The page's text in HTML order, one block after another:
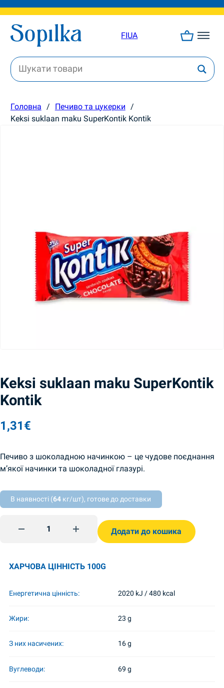
FIUA
Головна / Печиво та цукерки /
Keksi suklaan maku SuperKontik Kontik
Keksi suklaan maku SuperKontik
Kontik
1,31€
Печиво з шоколадною начинкою – це чудове поєднання
м’якої начинки та шоколадної глазурі.
В наявності (64 кг/шт), готове до доставки
Keksi suklaan maku SuperKontik Kontik quantity
Додати до кошика
ХАРЧОВА ЦІННІСТЬ 100G
Енергетична цінність: 2020 kJ / 480 kcal
Жири: 23 g
З них насичених: 16 g
Вуглеводи: 69 g